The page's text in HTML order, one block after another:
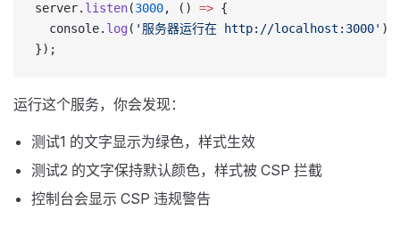
server. listen(3000, () => {
  console.
log ( '服务器运行在 http://localhost:3000' );
});
运行这个服务，你会发现：
测试1 的文字显示为绿色，样式生效
测试2 的文字保持默认颜色，样式被 CSP 拦截
控制台会显示 CSP 违规警告